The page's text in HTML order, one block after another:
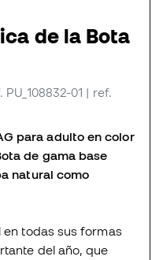
de la Bota
PU_108832-01 | ref.
para adulto en color
de gama base
natural como
todas sus formas
del año, que